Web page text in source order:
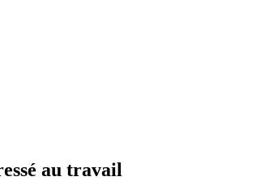
au travail